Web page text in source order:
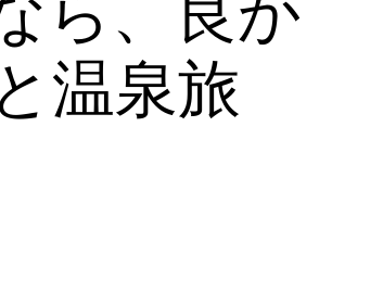
温泉旅